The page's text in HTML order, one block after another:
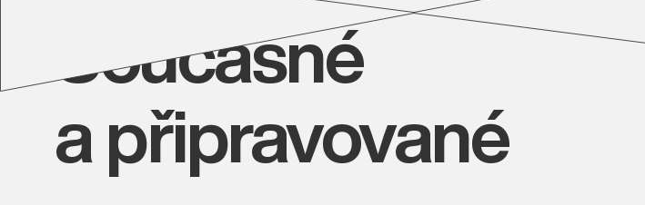
Současné
a připravované